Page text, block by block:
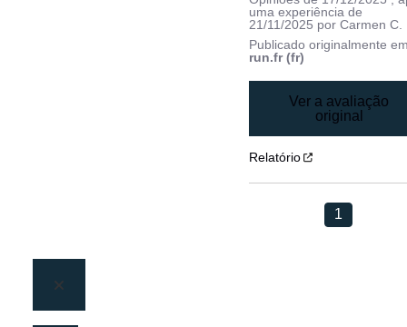
uma experiência de
21/11/2025 porCarmen C.
Publicado originalmente
run.fr (fr)
Ver a avaliação
original
Relatório
1